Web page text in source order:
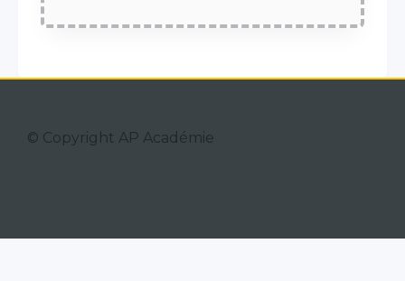
© Copyright AP Académie